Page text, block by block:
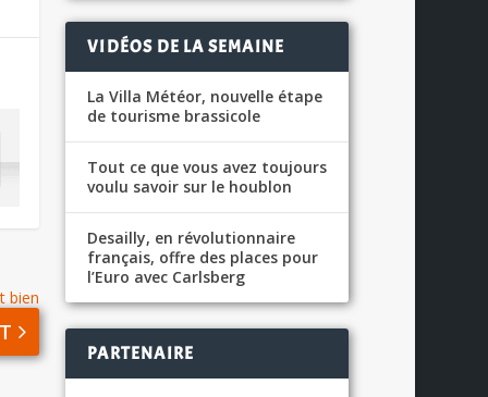
bien
VIDÉOS DE LA SEMAINE
La Villa Météor, nouvelle étape
de tourisme brassicole
Tout ce que vous avez toujours
voulu savoir sur le houblon
Desailly, en révolutionnaire
français, offre des places pour
l’Euro avec Carlsberg
PARTENAIRE